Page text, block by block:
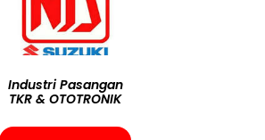
Industri Pasangan
TKR & OTOTRONIK